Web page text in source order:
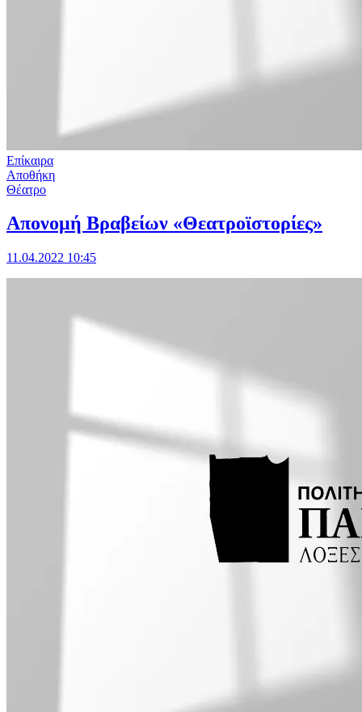
Επίκαιρα
Αποθήκη
Θέατρο
Απονομή Βραβείων «Θεατροϊστορίες»
11.04.2022 10:45